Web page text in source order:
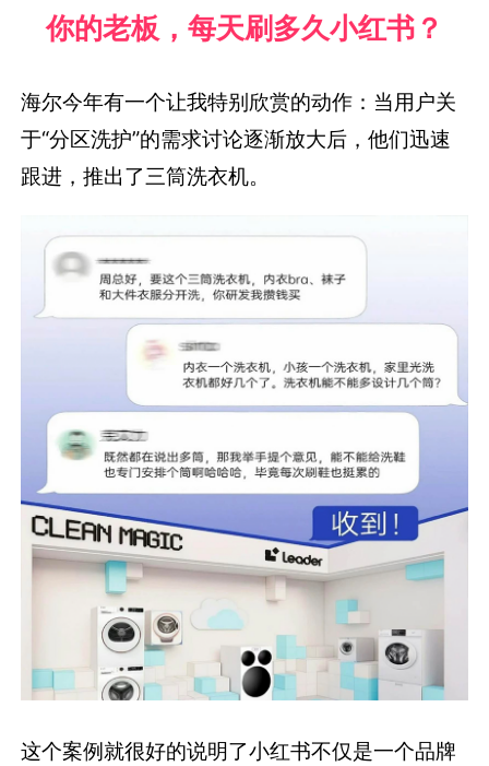
你的老板，每天刷多久小红书？
海尔今年有一个让我特别欣赏的动作：当用户关
于“分区洗护”的需求讨论逐渐放大后，他们迅速
跟进，推出了三筒洗衣机。
这个案例就很好的说明了小红书不仅是一个品牌